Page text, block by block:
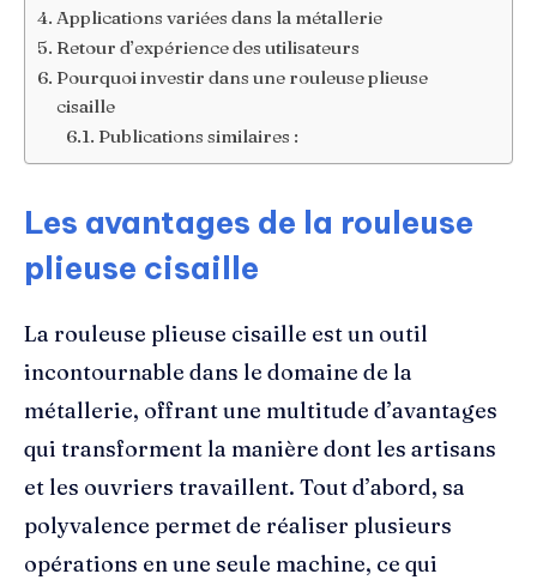
Applications variées dans la métallerie
Retour d’expérience des utilisateurs
Pourquoi investir dans une rouleuse plieuse
cisaille
Publications similaires :
Les avantages de la rouleuse
plieuse cisaille
La rouleuse plieuse cisaille est un outil
incontournable dans le domaine de la
métallerie, offrant une multitude d’avantages
qui transforment la manière dont les artisans
et les ouvriers travaillent. Tout d’abord, sa
polyvalence permet de réaliser plusieurs
opérations en une seule machine, ce qui